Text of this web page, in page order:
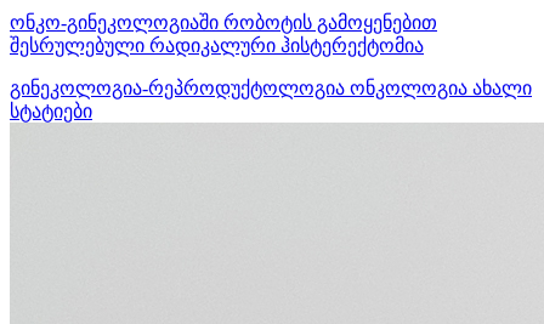
ონკო-გინეკოლოგიაში რობოტის გამოყენებით
შესრულებული რადიკალური ჰისტერექტომია
გინეკოლოგია-რეპროდუქტოლოგია ონკოლოგია ახალი
სტატიები